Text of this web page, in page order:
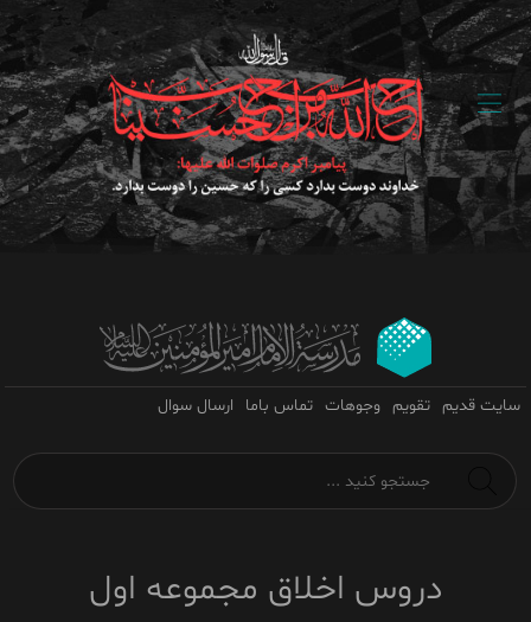
سایت قدیم تقویم وجوهات تماس باما ارسال سوال
دروس اخلاق مجموعه اول